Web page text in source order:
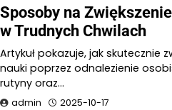
Sposoby na
w Trudnych Chwilach
Artykuł pokazuje, jak skutecznie
nauki poprzez odnalezienie
rutyny oraz…
admin 2025-10-17